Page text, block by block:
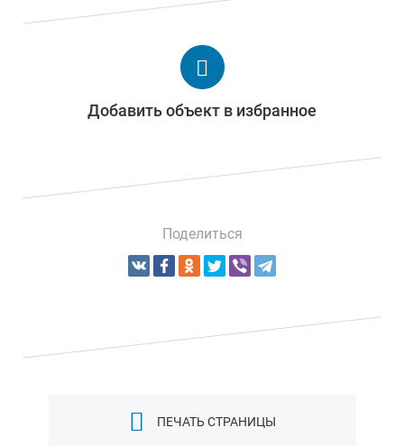
Добавить объект в избранное
Поделиться
ПЕЧАТЬ СТРАНИЦЫ